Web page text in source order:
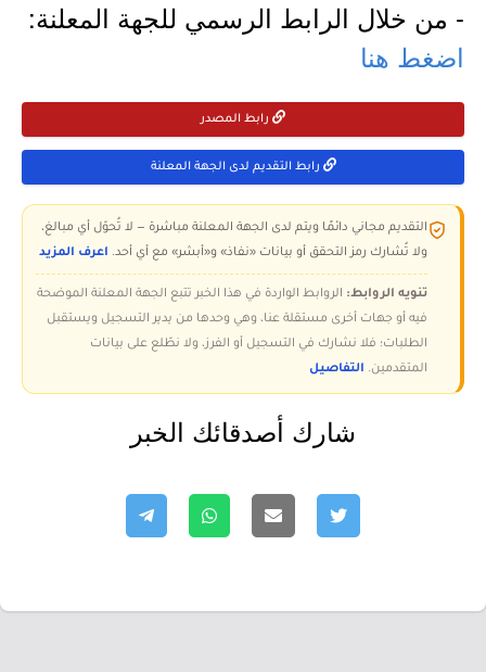
- من خلال الرابط الرسمي للجهة المعلنة:
اضغط هنا
رابط المصدر
رابط التقديم لدى الجهة المعلنة
التقديم مجاني دائمًا ويتم لدى الجهة المعلنة مباشرة — لا تُحوّل أي مبالغ،
ولا تُشارك رمز التحقق أو بيانات «نفاذ» و«أبشر» مع أي أحد. اعرف المزيد
تنويه الروابط: الروابط الواردة في هذا الخبر تتبع الجهة المعلنة الموضحة
فيه أو جهات أخرى مستقلة عنا، وهي وحدها من يدير التسجيل ويستقبل
الطلبات؛ فلا نشارك في التسجيل أو الفرز، ولا نطّلع على بيانات
المتقدمين. التفاصيل
شارك أصدقائك الخبر